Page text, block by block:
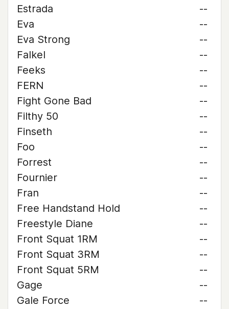
Estrada
--
Eva
--
Eva Strong
--
Falkel
--
Feeks
--
FERN
--
Fight Gone Bad
--
Filthy 50
--
Finseth
--
Foo
--
Forrest
--
Fournier
--
Fran
--
Free Handstand Hold
--
Freestyle Diane
--
Front Squat 1RM
--
Front Squat 3RM
--
Front Squat 5RM
--
Gage
--
Gale Force
--